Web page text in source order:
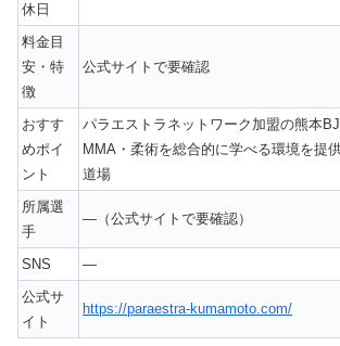
休日
料金目
安・特
徴
公式サイトで要確認
おすす
めポイ
ント
パラエストラネットワーク加盟の熊本
MMA・柔術を総合的に学べる環境を提
道場
所属選
手
—（公式サイトで要確認）
SNS
—
公式サ
イト
https://paraestra-kumamoto.com/